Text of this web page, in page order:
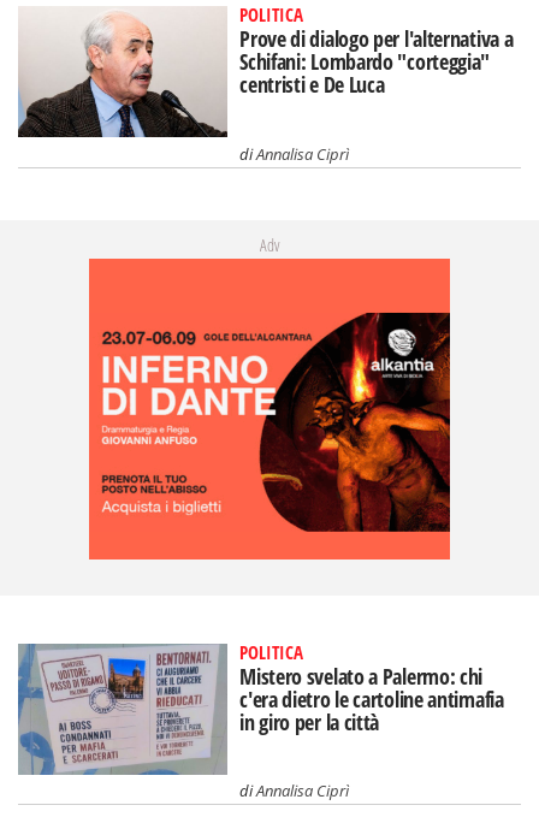
POLITICA
Prove di dialogo per l'alternativa a
Schifani: Lombardo "corteggia"
centristi e De Luca
diAnnalisa Ciprì
Adv
POLITICA
Mistero svelato a Palermo: chi
c'era dietro le cartoline antimafia
in giro per la città
diAnnalisa Ciprì